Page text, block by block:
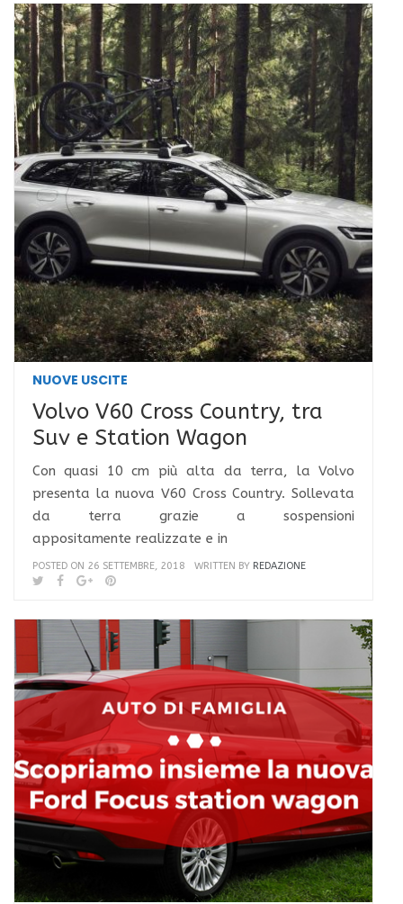
NUOVE USCITE
Volvo V60 Cross Country, tra
Suv e Station Wagon
Con quasi 10 cm più alta da terra, la Volvo
presenta la nuova V60 Cross Country. Sollevata
da terra grazie a sospensioni
appositamente realizzate e in
POSTED ON 26 SETTEMBRE, 2018 WRITTEN BY REDAZIONE